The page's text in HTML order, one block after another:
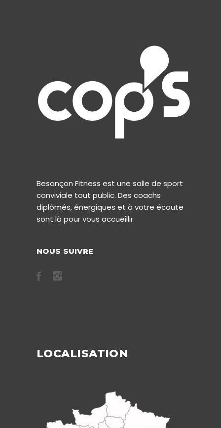
Besançon Fitness est une salle de sport
conviviale tout public. Des coachs
diplômés, énergiques et à votre écoute
sont là pour vous accueillir.
NOUS SUIVRE
LOCALISATION